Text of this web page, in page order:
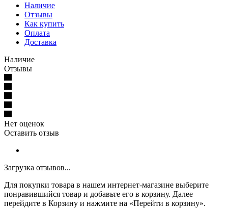
Наличие
Отзывы
Как купить
Оплата
Доставка
Наличие
Отзывы
Нет оценок
Оставить отзыв
Загрузка отзывов...
Для покупки товара в нашем интернет-магазине выберите
понравившийся товар и добавьте его в корзину. Далее
перейдите в Корзину и нажмите на «Перейти в корзину».